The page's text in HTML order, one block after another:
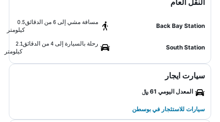
النقل العام
Back Bay Station
مسافة مشي إلى 6 من الدقائق
0.5
كيلومتر
South Station
رحلة بالسيارة إلى 4 من الدقائق
2.1
كيلومتر
سيارت ايجار
المعدل اليومي 61 ﷼
سيارات للاستئجار في بوسطن